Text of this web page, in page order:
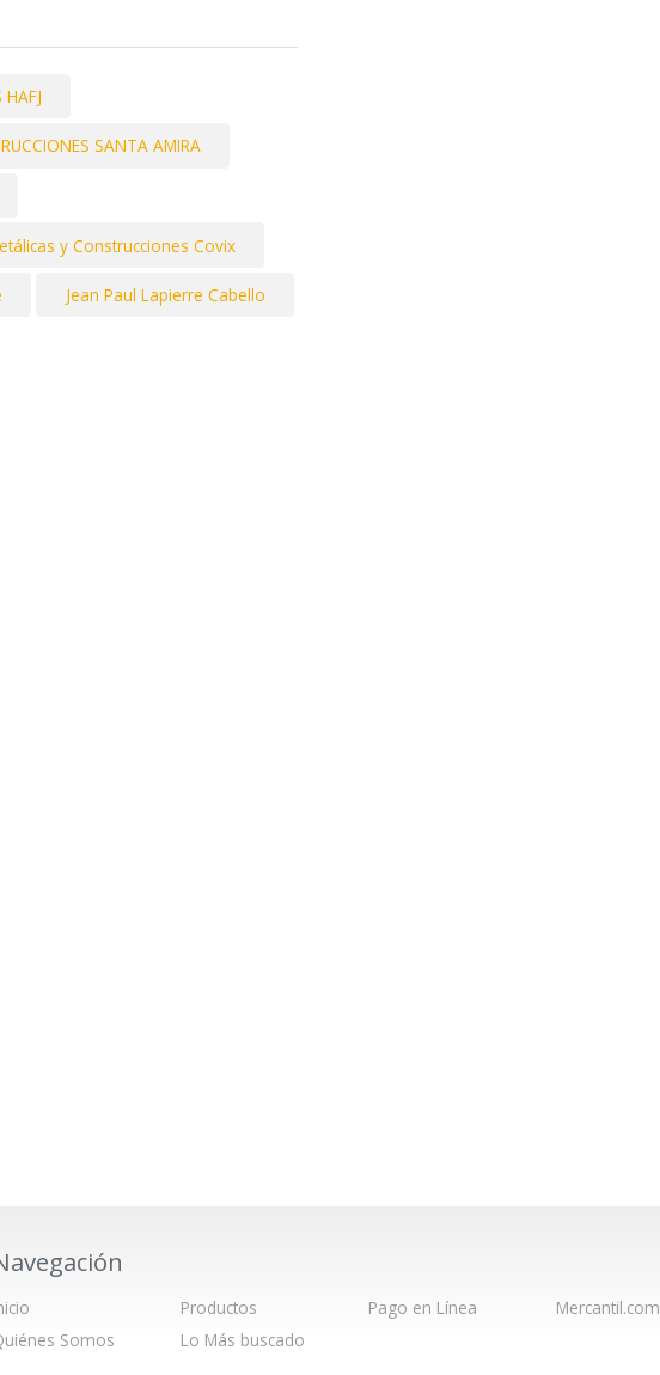
SANTA AMIRA
y Construcciones Covix
Jean Paul Lapierre Cabello
Somos
Productos
Lo Más buscado
Pago en Línea Mercantil.com